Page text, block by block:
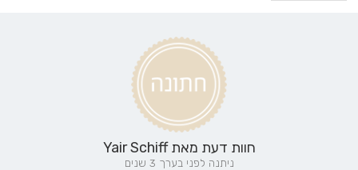
חוות דעת מאתYair Schiff
ניתנה לפני בערך 3 שנים